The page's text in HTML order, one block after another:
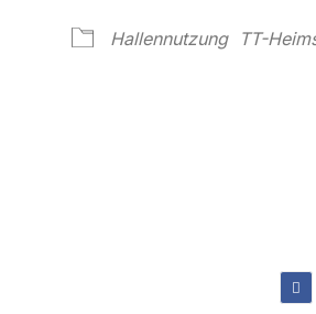
Hallennutzung TT-